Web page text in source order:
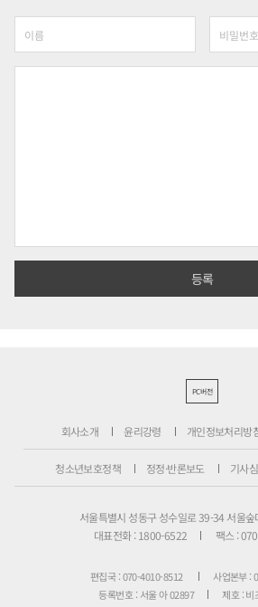
PC버전
회사소개 윤리강령 개인정보처리방
청소년보호정책 정정·반론보도 기사
서울특별시 성동구 성수일로 39-34 서울
대표전화 : 1800-6522
팩스 :
편집국 : 070-4010-8512
사업본부 :
등록번호 : 서울 아 02897
제호 : 비